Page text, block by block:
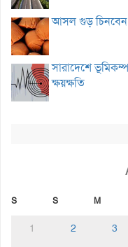
আসল গুড় চিনবেন
সারাদেশে
ক্ষয়ক্ষতি
S S M
1 2 3